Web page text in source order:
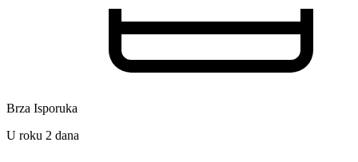
Brza Isporuka
U roku 2 dana